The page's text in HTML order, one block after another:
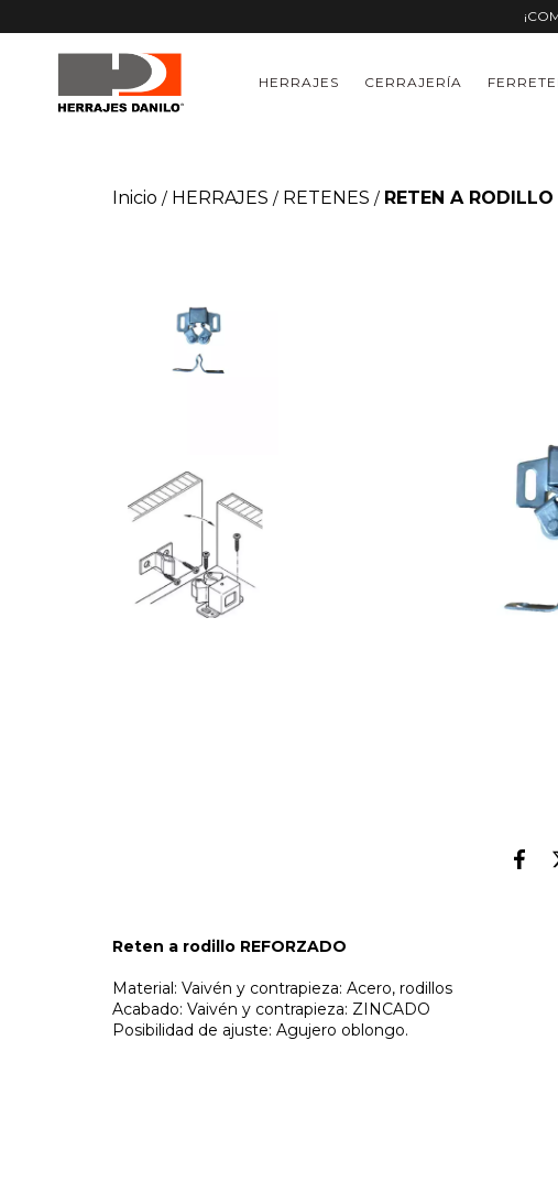
HERRAJES CERRAJERÍA
Inicio / HERRAJES / RETENES / RETEN A
Reten a rodillo REFORZADO
Material: Vaivén y contrapieza: Acero, rodillos
Acabado: Vaivén y contrapieza: ZINCADO
Posibilidad de ajuste: Agujero oblongo.